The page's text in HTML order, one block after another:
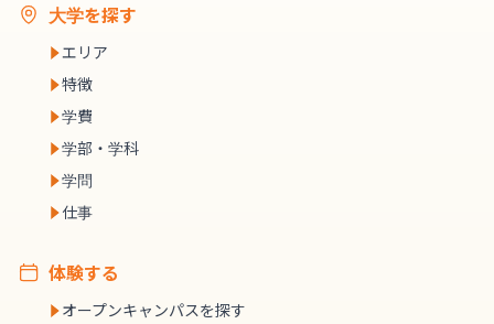
大学を探す
エリア
特徴
学費
学部・学科
学問
仕事
体験する
オープンキャンパスを探す